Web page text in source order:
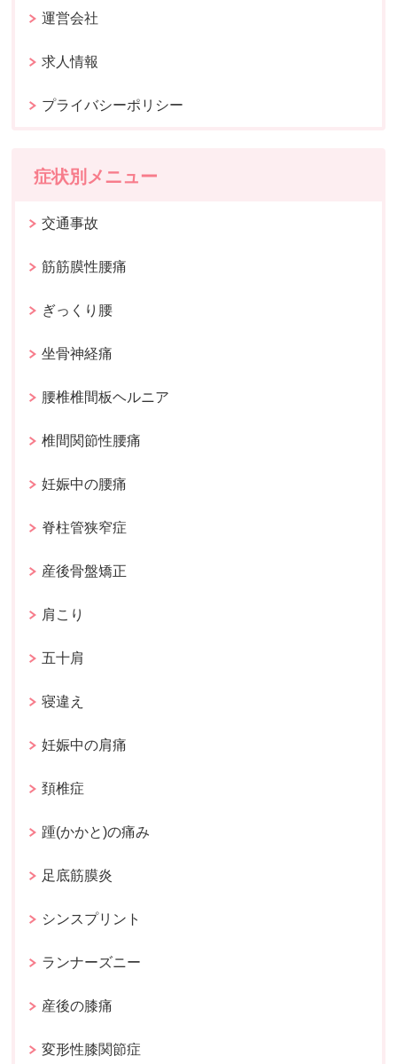
運営会社
求人情報
プライバシーポリシー
症状別メニュー
交通事故
筋筋膜性腰痛
ぎっくり腰
坐骨神経痛
腰椎椎間板ヘルニア
椎間関節性腰痛
妊娠中の腰痛
脊柱管狭窄症
産後骨盤矯正
肩こり
五十肩
寝違え
妊娠中の肩痛
頚椎症
踵(かかと)の痛み
足底筋膜炎
シンスプリント
ランナーズニー
産後の膝痛
変形性膝関節症